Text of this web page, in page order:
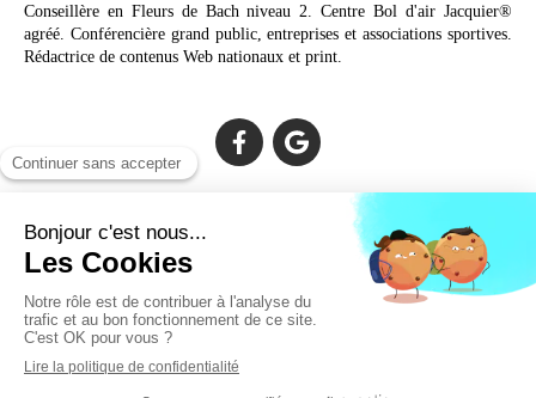
Conseillère en Fleurs de Bach niveau 2. Centre Bol d'air Jacquier®
agréé. Conférencière grand public, entreprises et associations sportives.
Rédactrice de contenus Web nationaux et print.
Cabinet facilement accessible depuis :
Lechiagat, Treffiagat, Lesconil, Loctudy, Plobannalec, Fouesnant,
Plomeur, Pont L'Abbé, Quimper, Bénodet, Concarneau,
Douarnenez, Crozon, Rosporden, Pont-Aven, Brest, Landerneau